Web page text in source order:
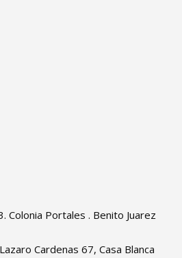
Colonia Portales . Benito Juarez
Cardenas 67, Casa Blanca